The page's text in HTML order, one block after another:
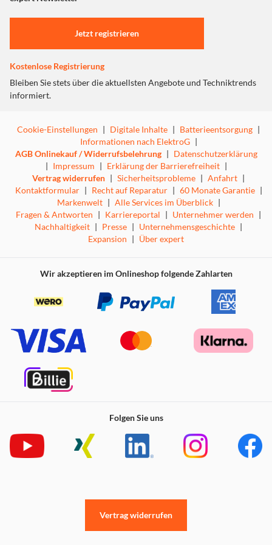
Einstellungen anpassen
Jetzt registrieren
Kostenlose Registrierung
Bleiben Sie stets über die aktuellsten Angebote und Techniktrends
informiert.
Cookie-Einstellungen | Digitale Inhalte | Batterieentsorgung |
Informationen nach ElektroG |
AGB Onlinekauf / Widerrufsbelehrung | Datenschutzerklärung
| Impressum | Erklärung der Barrierefreiheit |
Vertrag widerrufen | Sicherheitsprobleme | Anfahrt |
Kontaktformular | Recht auf Reparatur | 60 Monate Garantie |
Markenwelt | Alle Services im Überblick |
Fragen & Antworten | Karriereportal | Unternehmer werden |
Nachhaltigkeit | Presse | Unternehmensgeschichte |
Expansion | Über expert
Wir akzeptieren im Onlineshop folgende Zahlarten
Folgen Sie uns
Vertrag widerrufen